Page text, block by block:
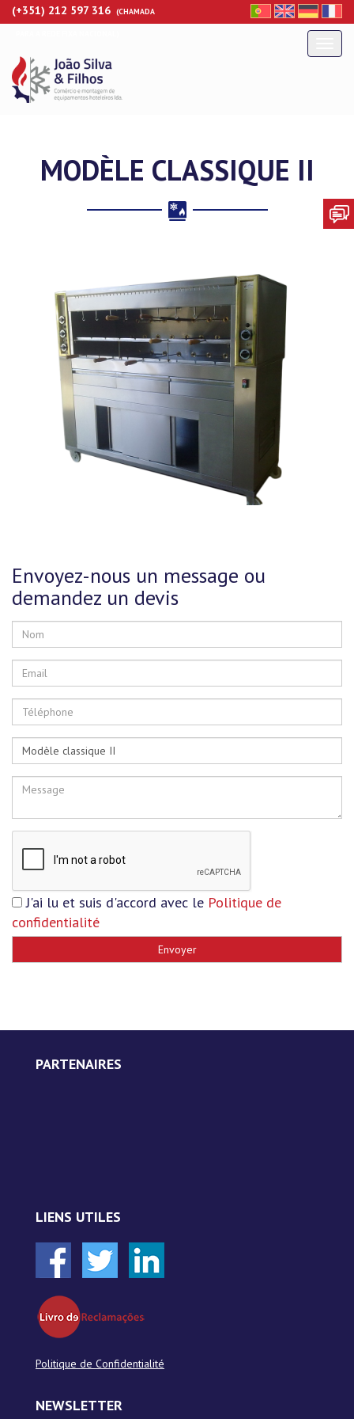
(+351) 212 597 316 (CHAMADA
MODÈLE CLASSIQUE II
Envoyez-nous un message ou
demandez un devis
J'ai lu et suis d'accord avec le Politique de
confidentialité
Envoyer
PARTENAIRES
LIENS UTILES
Politique de Confidentialité
NEWSLETTER